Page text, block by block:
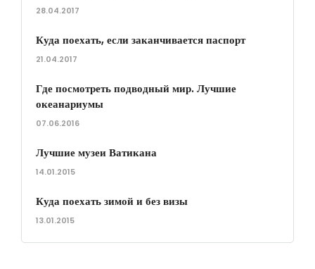
28.04.2017
Куда поехать, если заканчивается паспорт
21.04.2017
Где посмотреть подводный мир. Лучшие
океанариумы
07.06.2016
Лучшие музеи Ватикана
14.01.2015
Куда поехать зимой и без визы
13.01.2015